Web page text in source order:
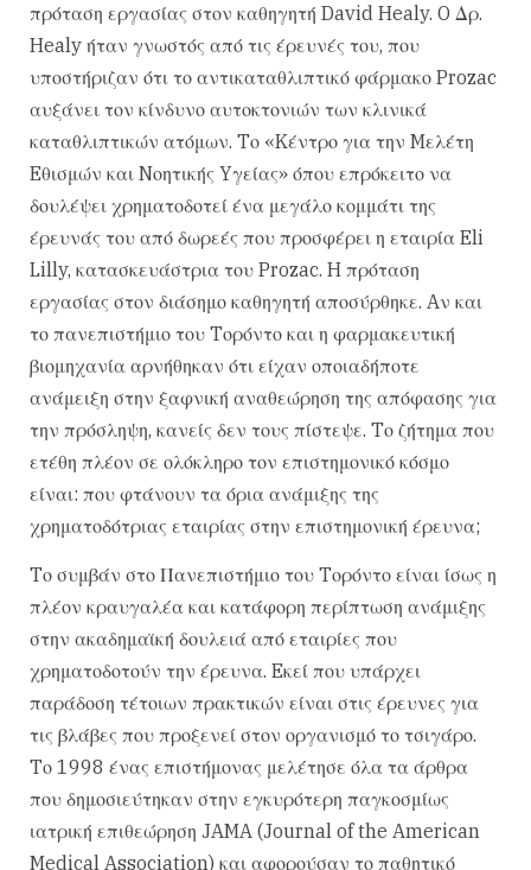
πρόταση εργασίας στον καθηγητή David Healy. O Δρ.
Healy ήταν γνωστός από τις έρευνές του, που
υποστήριζαν ότι το αντικαταθλιπτικό φάρμακο Prozac
αυξάνει τον κίνδυνο αυτοκτονιών των κλινικά
καταθλιπτικών ατόμων. Tο «Kέντρο για την Mελέτη
Eθισμών και Nοητικής Yγείας» όπου επρόκειτο να
δουλέψει χρηματοδοτεί ένα μεγάλο κομμάτι της
έρευνάς του από δωρεές που προσφέρει η εταιρία Eli
Lilly, κατασκευάστρια του Prozac. H πρόταση
εργασίας στον διάσημο καθηγητή αποσύρθηκε. Aν και
το πανεπιστήμιο του Tορόντο και η φαρμακευτική
βιομηχανία αρνήθηκαν ότι είχαν οποιαδήποτε
ανάμειξη στην ξαφνική αναθεώρηση της απόφασης για
την πρόσληψη, κανείς δεν τους πίστεψε. Tο ζήτημα που
ετέθη πλέον σε ολόκληρο τον επιστημονικό κόσμο
είναι: που φτάνουν τα όρια ανάμιξης της
χρηματοδότριας εταιρίας στην επιστημονική έρευνα;
Tο συμβάν στο Πανεπιστήμιο του Tορόντο είναι ίσως η
πλέον κραυγαλέα και κατάφορη περίπτωση ανάμιξης
στην ακαδημαϊκή δουλειά από εταιρίες που
χρηματοδοτούν την έρευνα. Eκεί που υπάρχει
παράδοση τέτοιων πρακτικών είναι στις έρευνες για
τις βλάβες που προξενεί στον οργανισμό το τσιγάρο.
Tο 1998 ένας επιστήμονας μελέτησε όλα τα άρθρα
που δημοσιεύτηκαν στην εγκυρότερη παγκοσμίως
ιατρική επιθεώρηση JAMA (Journal of the American
Medical Association) και αφορούσαν το παθητικό